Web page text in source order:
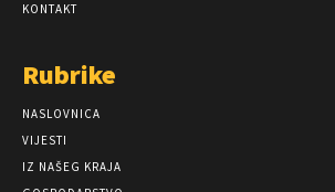
KONTAKT
Rubrike
NASLOVNICA
VIJESTI
IZ NAŠEG KRAJA